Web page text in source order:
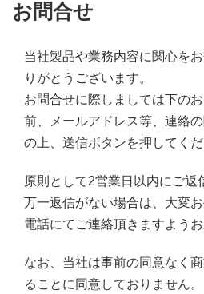
お問合せ
当社製品や業務内容に関心を
りがとうございます。
お問合せに際しましては下の
前、メールアドレス等、連絡
の上、送信ボタンを押してくだ
原則として2営業日以内にご返
万一返信がない場合は、大変
電話にてご連絡頂きますようお
なお、当社は事前の同意なく
ることに同意しておりません。